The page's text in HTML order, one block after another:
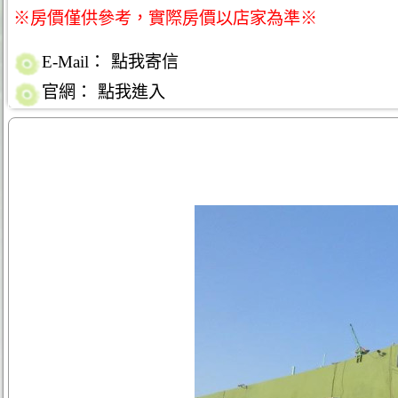
※房價僅供參考，實際房價以店家為準※
E-Mail：
點我寄信
官網：
點我進入